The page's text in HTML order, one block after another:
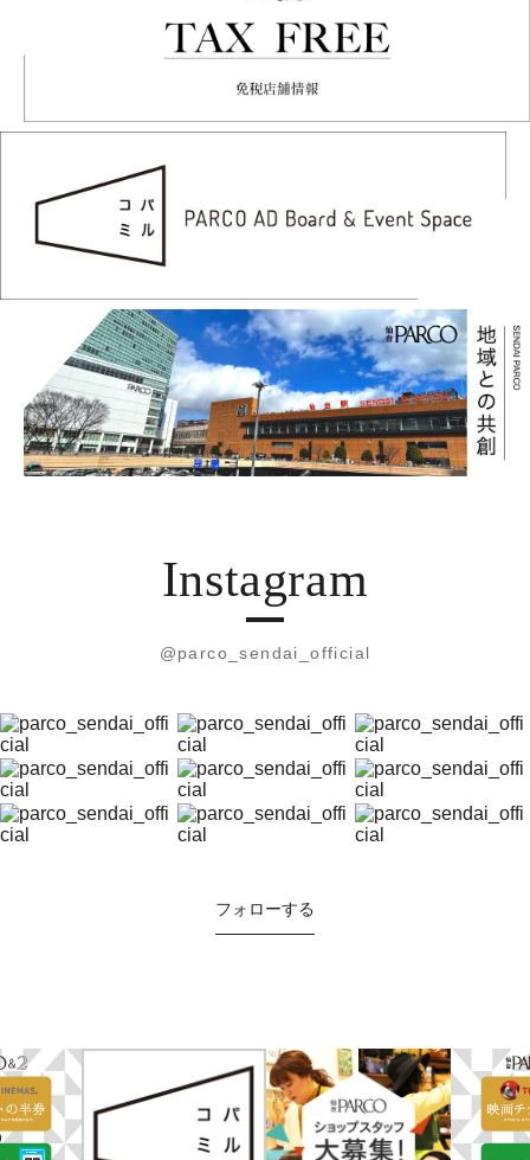
Instagram
@parco_sendai_official
フォローする